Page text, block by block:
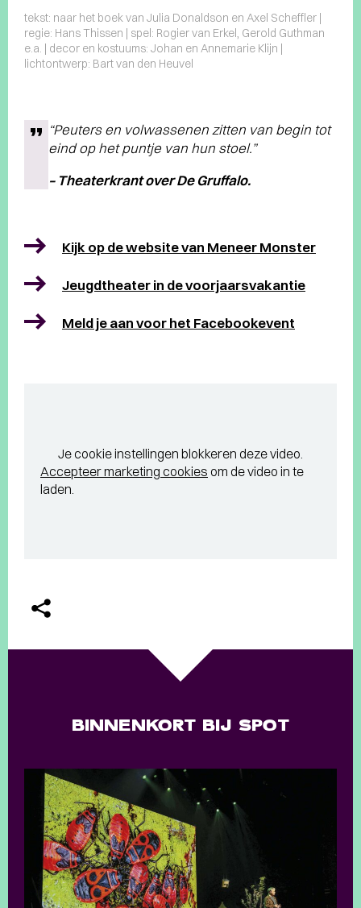
tekst: naar het boek van Julia Donaldson en Axel Scheffler |
regie: Hans Thissen | spel: Rogier van Erkel, Gerold Guthman
e.a. | decor en kostuums: Johan en Annemarie Klijn |
lichtontwerp: Bart van den Heuvel
“Peuters en volwassenen zitten van begin tot
eind op het puntje van hun stoel.”
– Theaterkrant overDe Gruffalo.
Kijk op de website van Meneer Monster
Jeugdtheater in de voorjaarsvakantie
Meld je aan voor het Facebookevent
Je cookie instellingen blokkeren deze video.
Accepteer marketing cookies om de video in te
laden.
BINNENKORT BIJ SPOT